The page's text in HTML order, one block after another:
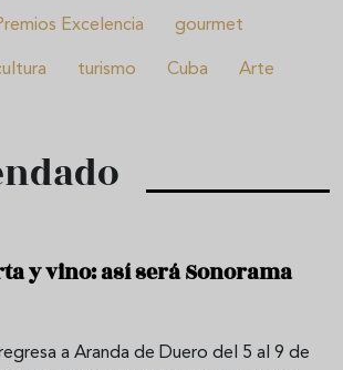
Excelencia gourmet
turismo Cuba Arte
y vino: así será Sonorama
a Aranda de Duero del 5 al 9 de